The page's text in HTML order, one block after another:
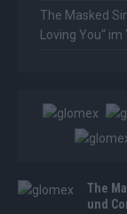
The Masked
Loving You“
The
und